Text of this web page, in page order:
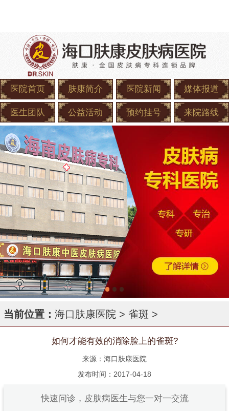
医院首页 肤康简介 医院新闻 媒体报道
医生团队 公益活动 预约挂号 来院路线
当前位置： 海口肤康医院 > 雀斑 >
如何才能有效的消除脸上的雀斑?
来源：海口肤康医院
发布时间：2017-04-18
快速问诊，皮肤病医生与您一对一交流